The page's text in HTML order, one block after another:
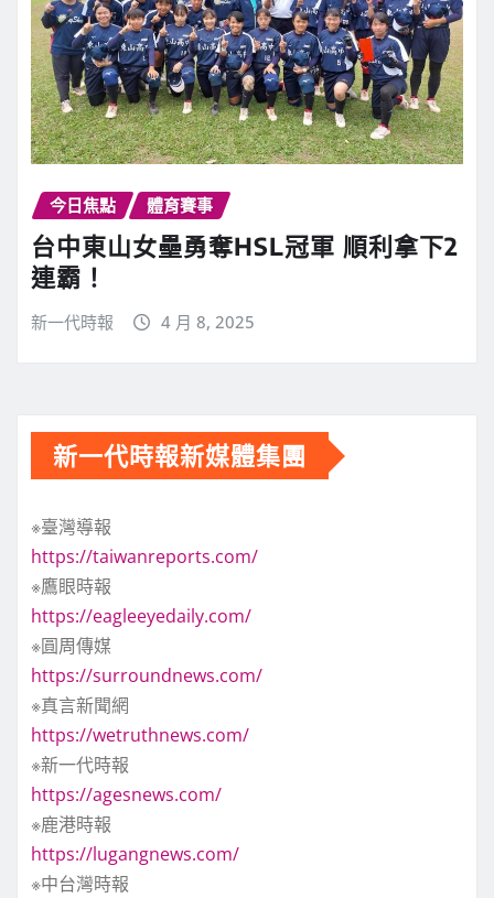
今日焦點 體育賽事
台中東山女壘勇奪HSL冠軍 順利拿下2
連霸！
新一代時報 4 月 8, 2025
新一代時報新媒體集團
※臺灣導報
https://taiwanreports.com/
※鷹眼時報
https://eagleeyedaily.com/
※圓周傳媒
https://surroundnews.com/
※真言新聞網
https://wetruthnews.com/
※新一代時報
https://agesnews.com/
※鹿港時報
https://lugangnews.com/
※中台灣時報